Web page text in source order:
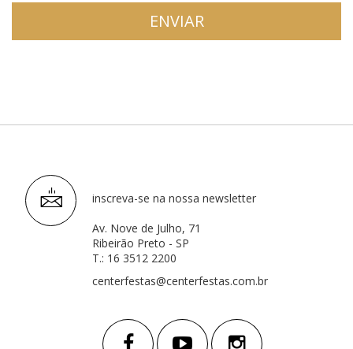
ENVIAR
inscreva-se na nossa newsletter
Av. Nove de Julho, 71
Ribeirão Preto - SP
T.: 16 3512 2200
centerfestas@centerfestas.com.br